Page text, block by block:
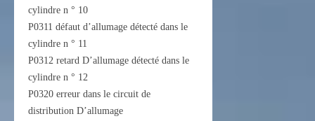
cylindre n ° 10
P0311 défaut d’allumage détecté dans le
cylindre n ° 11
P0312 retard D’allumage détecté dans le
cylindre n ° 12
P0320 erreur dans le circuit de
distribution D’allumage